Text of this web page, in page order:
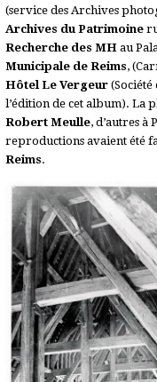
(service des Archives
Archives du Patrimoine
Recherche des MH au
Municipale de Reims,
Hôtel Le Vergeur
l’édition de cet album). La
Robert Meulle, d’autres à
reproductions avaient été
Reims.